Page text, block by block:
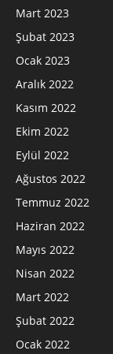
Mart 2023
Şubat 2023
Ocak 2023
Aralık 2022
Kasım 2022
Ekim 2022
Eylül 2022
Ağustos 2022
Temmuz 2022
Haziran 2022
Mayıs 2022
Nisan 2022
Mart 2022
Şubat 2022
Ocak 2022